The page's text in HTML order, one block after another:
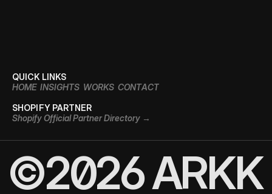
QUICK LINKS
HOME INSIGHTS WORKS CONTACT
SHOPIFY PARTNER
ShopifyOfficialPartnerDirectory →
©2026 ARKK
Let's Build.